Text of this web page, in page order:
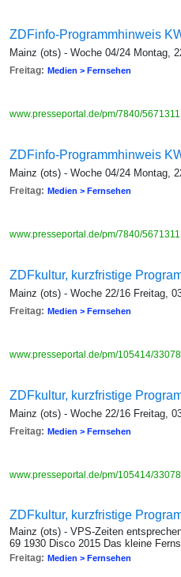
ZDFinfo-Programmhinweis
Mainz (ots) - Woche 04/24 Montag,
Freitag: Medien > Fernsehen
www.presseportal.de/pm/7840/5671311
ZDFinfo-Programmhinweis
Mainz (ots) - Woche 04/24 Montag,
Freitag: Medien > Fernsehen
www.presseportal.de/pm/7840/5671311
ZDFkultur, kurzfristige
Mainz (ots) - Woche 22/16 Freitag,
Freitag: Medien > Fernsehen
www.presseportal.de/pm/105414/
ZDFkultur, kurzfristige
Mainz (ots) - Woche 22/16 Freitag,
Freitag: Medien > Fernsehen
www.presseportal.de/pm/105414/
ZDFkultur, kurzfristige
Mainz (ots) - VPS-Zeiten
69 1930 Disco 2015 Das kleine
Freitag: Medien > Fernsehen